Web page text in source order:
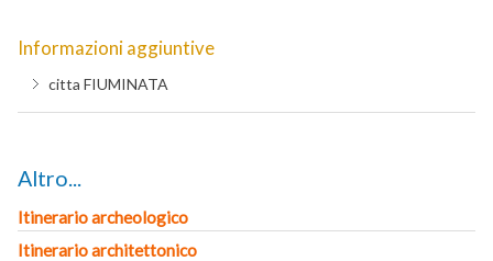
Informazioni aggiuntive
citta FIUMINATA
Altro...
Itinerario archeologico
Itinerario architettonico